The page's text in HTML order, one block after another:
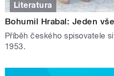
Literatura
Bohumil Hrabal: Jeden
Příběh českého spisovatele
1953.